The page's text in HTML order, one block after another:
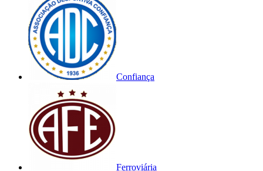
Confiança
Ferroviária